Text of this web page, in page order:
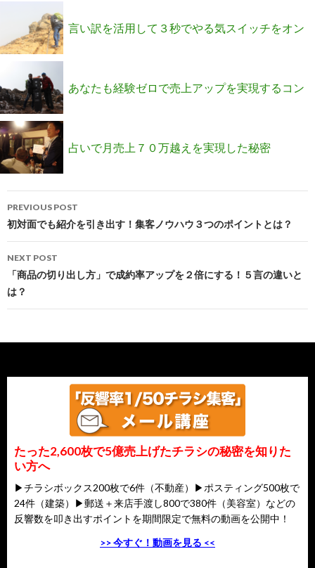
得モエル塾メンバー募集開始です！
言い訳を活用して３秒でやる気スイッチをオン
にするセミナー
あなたも経験ゼロで売上アップを実現するコン
サルになりませんか？
占いで月売上７０万越えを実現した秘密
Post
navigation
PREVIOUS POST
初対面でも紹介を引き出す！集客ノウハウ３つのポイントとは？
NEXT POST
「商品の切り出し方」で成約率アップを２倍にする！５言の違いと
は？
たった2,600枚で5億売上げたチラシの秘密を知りた
い方へ
▶チラシボックス200枚で6件（不動産）▶ポスティング500枚で
24件（建築）▶郵送＋来店手渡し800で380件（美容室）などの
反響数を叩き出すポイントを期間限定で無料の動画を公開中！
>> 今すぐ！動画を見る <<